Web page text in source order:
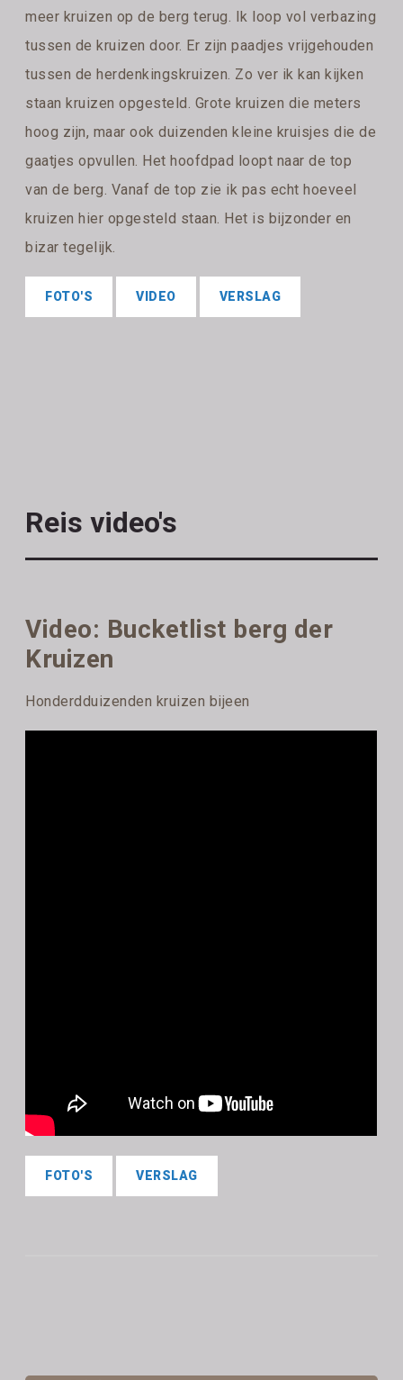
meer kruizen op de berg terug. Ik loop vol verbazing
tussen de kruizen door. Er zijn paadjes vrijgehouden
tussen de herdenkingskruizen. Zo ver ik kan kijken
staan kruizen opgesteld. Grote kruizen die meters
hoog zijn, maar ook duizenden kleine kruisjes die de
gaatjes opvullen. Het hoofdpad loopt naar de top
van de berg. Vanaf de top zie ik pas echt hoeveel
kruizen hier opgesteld staan. Het is bijzonder en
bizar tegelijk.
FOTO'S VIDEO VERSLAG
Reis video's
Video: Bucketlist berg der
Kruizen
Honderdduizenden kruizen bijeen
FOTO'S VERSLAG